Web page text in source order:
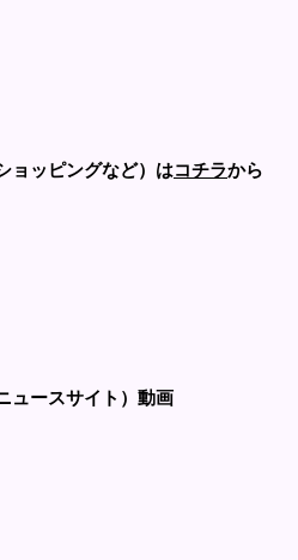
ョッピングなど）はコチラから
ュースサイト）動画